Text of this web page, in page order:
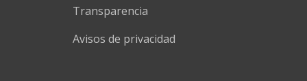
Transparencia
Avisos de privacidad